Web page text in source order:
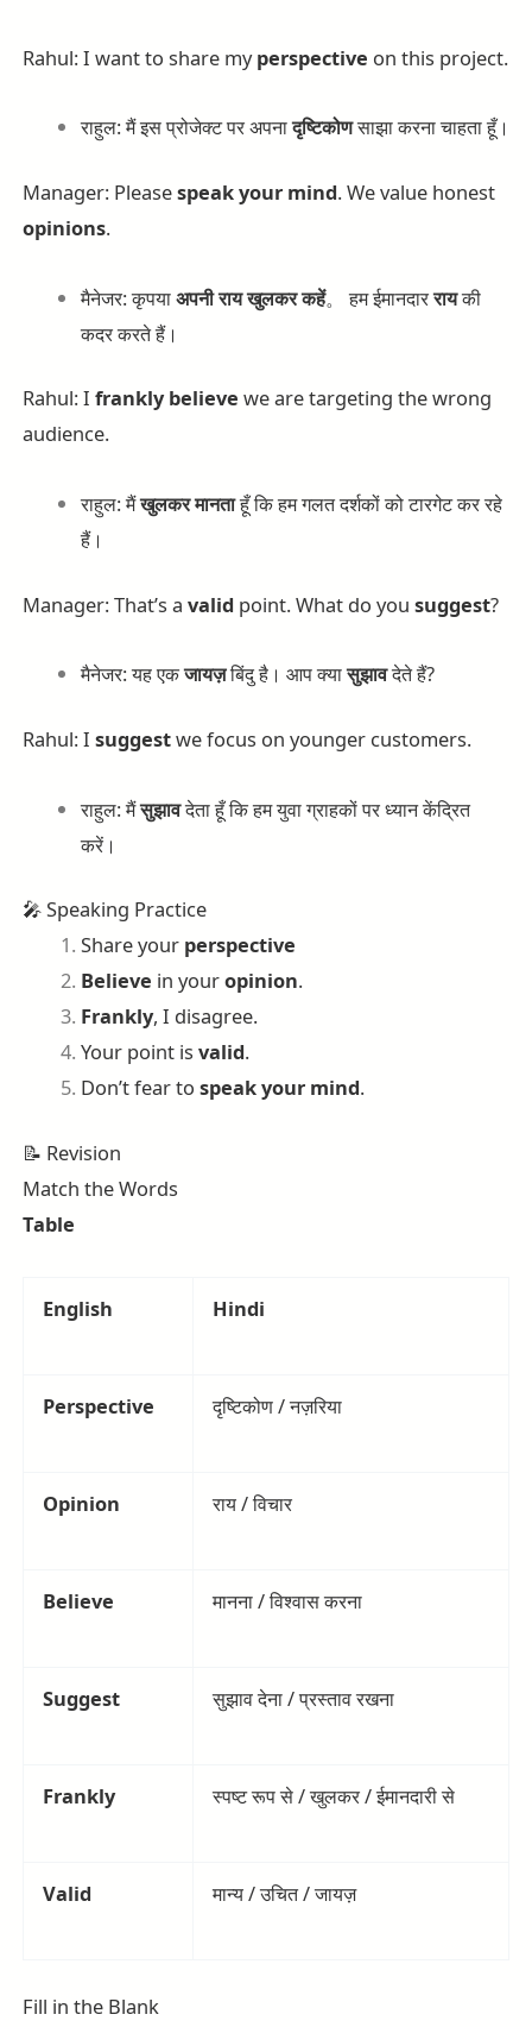
Rahul: I want to share myperspective on this project.
राहुल: मैं इस प्रोजेक्ट पर अपनादृष्टिकोणसाझा करना चाहता हूँ।
Manager: Pleasespeak your mind. We value honest
opinions.
मैनेजर: कृपयाअपनीरायखुलकरकहें。 हम ईमानदाररायकी
कदर करते हैं।
Rahul: I frankly believe we are targeting the wrong
audience.
राहुल: मैंखुलकरमानताहूँ कि हम गलत दर्शकों को टारगेट कर रहे
हैं।
Manager: That’s a valid point. What do you suggest?
मैनेजर: यह एकजायज़बिंदु है। आप क्यासुझावदेते हैं?
Rahul: I suggestwe focus on younger customers.
राहुल: मैंसुझावदेता हूँ कि हम युवा ग्राहकों पर ध्यान केंद्रित
करें।
🎤 Speaking Practice
Share your perspective
Believe in youropinion.
Frankly, I disagree.
Your point isvalid.
Don’t fear tospeak your mind.
📝 Revision
Match the Words
Table
English Hindi
Perspective दृष्टिकोण / नज़रिया
Opinion राय / विचार
Believe मानना / विश्वास करना
Suggest सुझाव देना / प्रस्ताव रखना
Frankly स्पष्ट रूप से / खुलकर / ईमानदारी से
Valid मान्य / उचित / जायज़
Fill in the Blank